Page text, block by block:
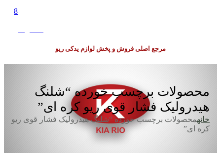
8
مرجع اصلی فروش و پخش لوازم یدکی ریو
محصولات برچسب خورده “شلنگ
هیدرولیک فشار قوی ریو کره ای”
خانهمحصولات برچسب خورده “شلنگ هیدرولیک فشار قوی ریو
کره ای”